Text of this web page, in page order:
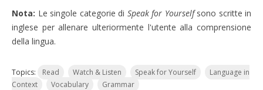
Nota: Le singole categorie di Speak for Yourself sono scritte in
inglese per allenare ulteriormente l'utente alla comprensione
della lingua.
Topics: Read Watch & Listen Speak for Yourself
Language in
Context
Vocabulary Grammar